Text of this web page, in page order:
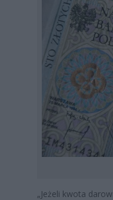
„Jeżeli kwota